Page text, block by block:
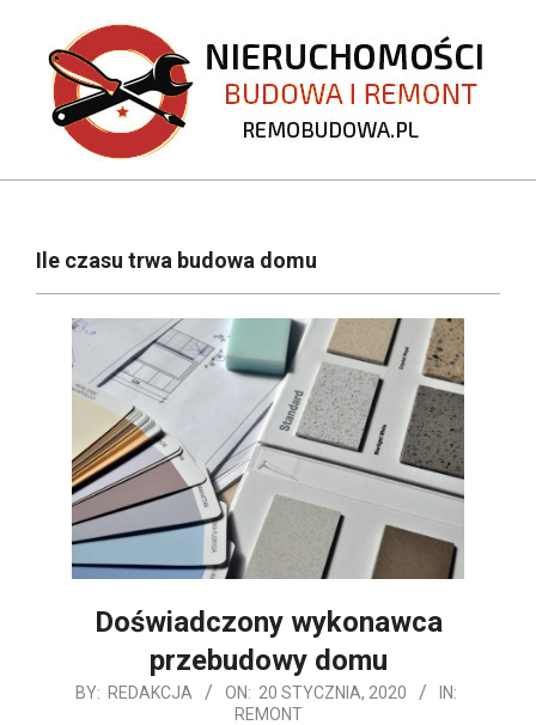
content
REMOBUDOWA.PL
NavigationIle czasu trwa budowa domu
Doświadczony wykonawca
przebudowy domu
2020-
BY: REDAKCJA ON: 20 STYCZNIA, 2020
IN:
REMONT